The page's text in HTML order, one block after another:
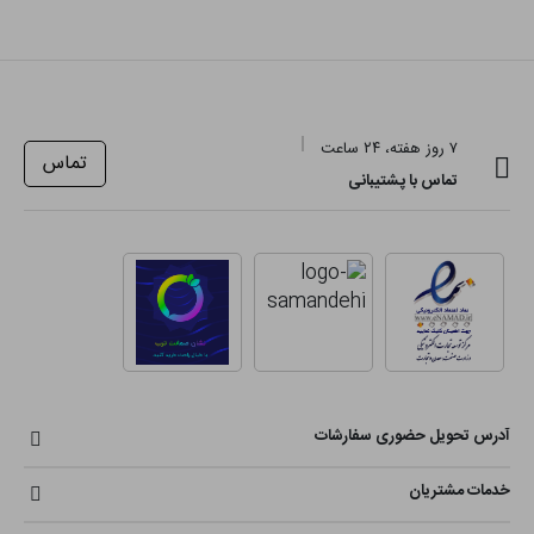
۷ روز هفته، ۲۴ ساعت
تماس با پشتیبانی
تماس
آدرس تحویل حضوری سفارشات
خدمات مشتریان